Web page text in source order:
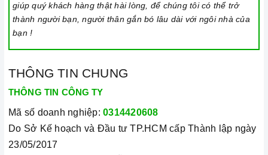
giúp quý khách hàng thật hài lòng, để chúng tôi có thể trở
thành người bạn, người thân gắn bó lâu dài với ngôi nhà của
bạn !
THÔNG TIN CHUNG
THÔNG TIN CÔNG TY
Mã số doanh nghiệp: 0314420608
Do Sở Kế hoạch và Đầu tư TP.HCM cấp Thành lập ngày
23/05/2017